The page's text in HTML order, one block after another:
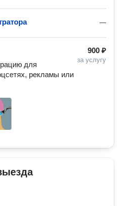
—
900 ₽
за услугу
для
рекламы или